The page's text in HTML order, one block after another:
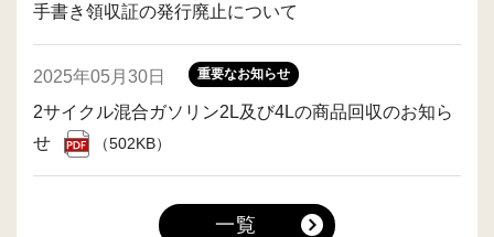
一覧
手書き領収証の発行廃止について
2025年05月30日 重要なお知らせ
2サイクル混合ガソリン2L及び4Lの商品回収のお知ら
せ
（502KB）